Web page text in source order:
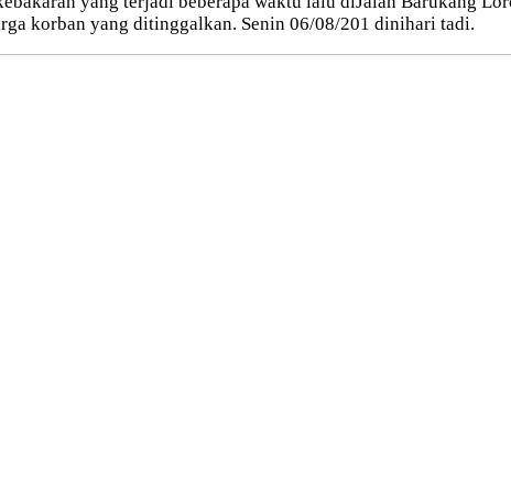
korban yang ditinggalkan. Senin 06/08/201 dinihari tadi.